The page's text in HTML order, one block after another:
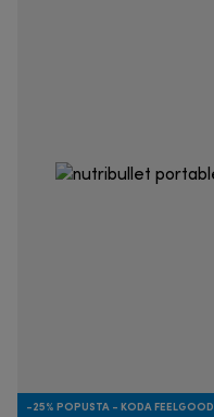
-25% POPUSTA - KODA FEELGOOD